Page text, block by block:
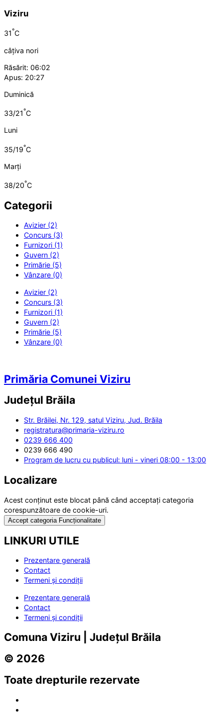
Viziru
31°C
câțiva nori
Răsărit: 06:02
Apus: 20:27
Duminică
33/21°C
Luni
35/19°C
Marți
38/20°C
Categorii
Avizier (2)
Concurs (3)
Furnizori (1)
Guvern (2)
Primărie (5)
Vânzare (0)
Avizier (2)
Concurs (3)
Furnizori (1)
Guvern (2)
Primărie (5)
Vânzare (0)
Primăria Comunei Viziru
Județul Brăila
Str. Brăilei, Nr. 129, satul Viziru, Jud. Brăila
registratura@primaria-viziru.ro
0239 666 400
0239 666 490
Program de lucru cu publicul: luni - vineri 08:00 - 13:00
Localizare
Acest conținut este blocat până când acceptați categoria
corespunzătoare de cookie-uri.
Accept categoria Funcționalitate
LINKURI UTILE
Prezentare generală
Contact
Termeni și condiții
Prezentare generală
Contact
Termeni și condiții
Comuna Viziru | Județul Brăila
© 2026
Toate drepturile rezervate